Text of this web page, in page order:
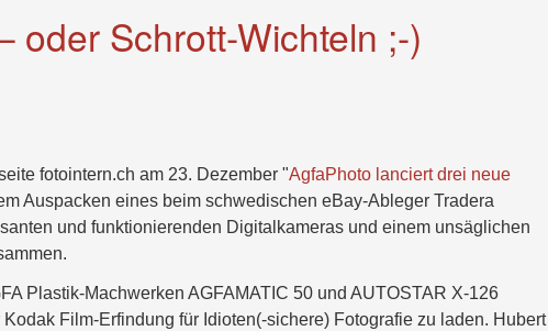
oder Schrott-Wichteln ;-)
fotointern.ch am 23. Dezember "AgfaPhoto lanciert drei neue
Auspacken eines beim schwedischen eBay-Ableger Tradera
und funktionierenden Digitalkameras und einem unsäglichen
Plastik-Machwerken AGFAMATIC 50 und AUTOSTAR X-126
Film-Erfindung für Idioten(-sichere) Fotografie zu laden. Hubert